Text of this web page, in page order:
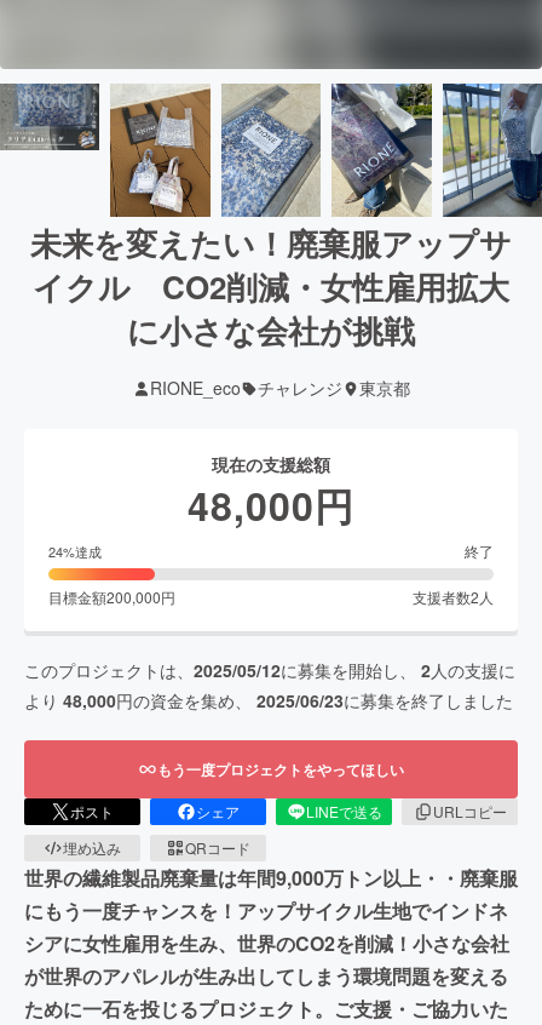
未来を変えたい！廃棄服アップサ
イクル CO2削減・女性雇用拡大
に小さな会社が挑戦
RIONE_eco チャレンジ 東京都
現在の支援総額
48,000円
24%達成 終了
目標金額200,000円 支援者数2 人
このプロジェクトは、 2025/05/12に募集を開始し、 2人の支援に
より 48,000円の資金を集め、 2025/06/23に募集を終了しました
もう一度プロジェクトをやってほしい
ポスト シェア LINEで送る
URLコピー
埋め込み
QRコード
世界の繊維製品廃棄量は年間9,000万トン以上・・廃棄服
にもう一度チャンスを！アップサイクル生地でインドネ
シアに女性雇用を生み、世界のCO2を削減！小さな会社
が世界のアパレルが生み出してしまう環境問題を変える
ために一石を投じるプロジェクト。ご支援・ご協力いた